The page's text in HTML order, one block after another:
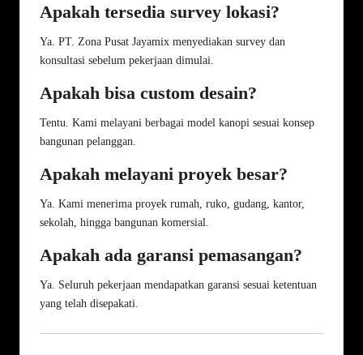
Apakah tersedia survey lokasi?
Ya. PT. Zona Pusat Jayamix menyediakan survey dan
konsultasi sebelum pekerjaan dimulai.
Apakah bisa custom desain?
Tentu. Kami melayani berbagai model kanopi sesuai konsep
bangunan pelanggan.
Apakah melayani proyek besar?
Ya. Kami menerima proyek rumah, ruko, gudang, kantor,
sekolah, hingga bangunan komersial.
Apakah ada garansi pemasangan?
Ya. Seluruh pekerjaan mendapatkan garansi sesuai ketentuan
yang telah disepakati.